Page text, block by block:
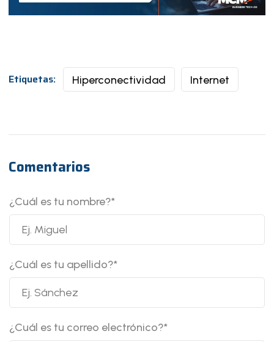
Etiquetas: Hiperconectividad Internet
Comentarios
¿Cuál es tu nombre?*
¿Cuál es tu apellido?*
¿Cuál es tu correo electrónico?*